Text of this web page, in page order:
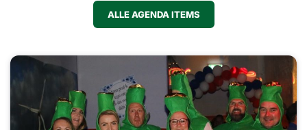
ALLE AGENDA ITEMS